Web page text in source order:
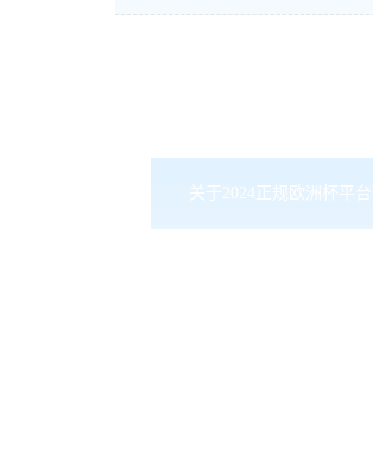
关于2024正规欧洲杯平台